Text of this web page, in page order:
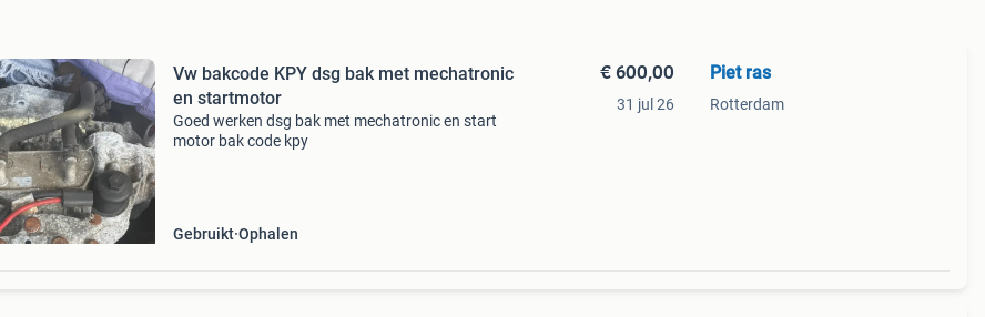
Vw bakcode KPY dsg bak met mechatronic
en startmotor
Goed werken dsg bak met mechatronic en start
motor bak code kpy
Gebruikt Ophalen
€ 600,00
31 jul 26
Piet ras
Rotterdam